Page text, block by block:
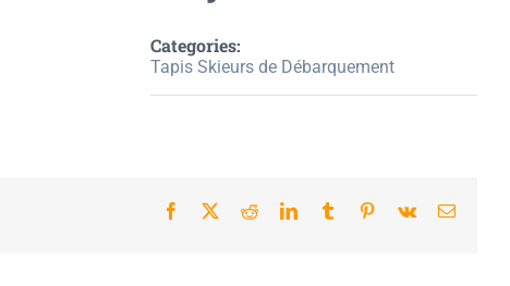
Categories:
Tapis Skieurs de Débarquement
Facebook RedditLinkedInTumblr Pinterest
Vk Email